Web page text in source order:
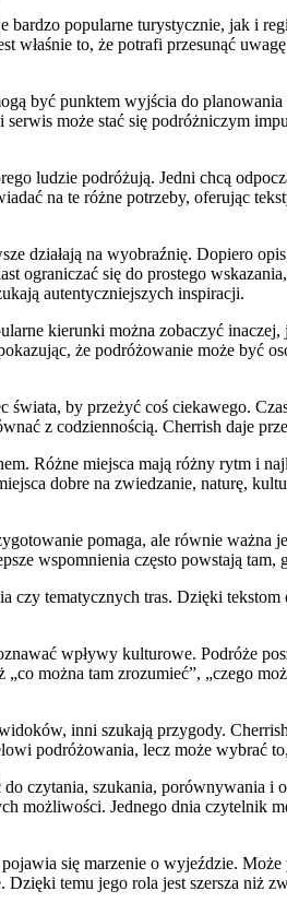
popularne turystycznie, jak i
to, że potrafi przesunąć
być punktem wyjścia do
może stać się podróżniczym
ludzie podróżują. Jedni chcą
na te różne potrzeby, oferując
działają na wyobraźnię. Dopiero
ograniczać się do prostego
autentyczniejszych inspiracji.
kierunki można zobaczyć
że podróżowanie może być
by przeżyć coś ciekawego.
z codziennością. Cherrish daje
Różne miejsca mają różny rytm i
dobre na zwiedzanie, naturę,
pomaga, ale równie ważna
wspomnienia często powstają tam,
czy tematycznych tras. Dzięki
wpływy kulturowe. Podróże
można tam zrozumieć”, „czego
inni szukają przygody.
podróżowania, lecz może wybrać
czytania, szukania, porównywania i
możliwości. Jednego dnia czytelnik
się marzenie o wyjeździe.
temu jego rola jest szersza niż